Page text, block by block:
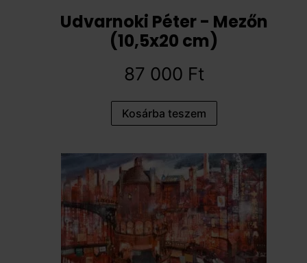
Udvarnoki Péter - Mezőn
(10,5x20 cm)
87 000 Ft
Kosárba teszem